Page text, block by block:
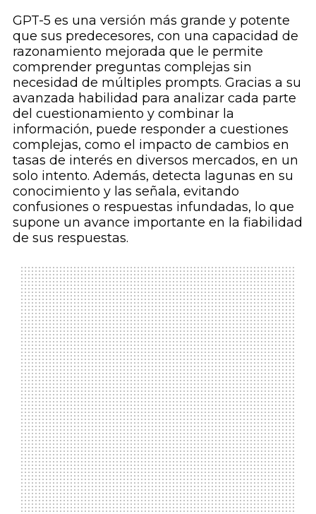
GPT-5 es una versión más grande y potente
que sus predecesores, con una capacidad de
razonamiento mejorada que le permite
comprender preguntas complejas sin
necesidad de múltiples prompts. Gracias a su
avanzada habilidad para analizar cada parte
del cuestionamiento y combinar la
información, puede responder a cuestiones
complejas, como el impacto de cambios en
tasas de interés en diversos mercados, en un
solo intento. Además, detecta lagunas en su
conocimiento y las señala, evitando
confusiones o respuestas infundadas, lo que
supone un avance importante en la fiabilidad
de sus respuestas.